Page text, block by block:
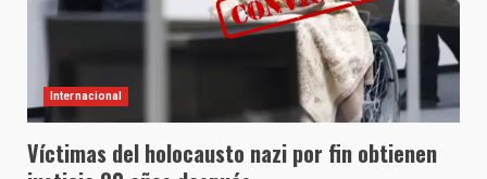
Internacional
Víctimas del holocausto nazi por fin obtienen